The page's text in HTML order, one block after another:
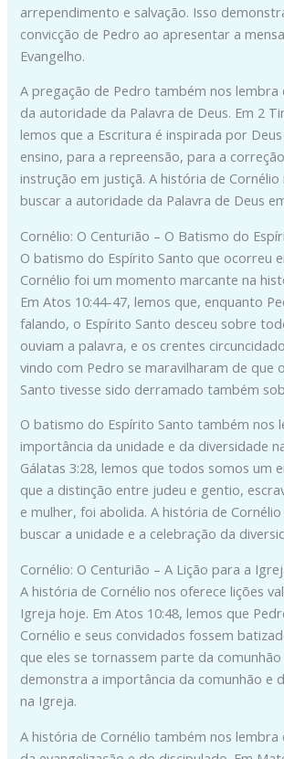
arrependimento e salvação. Isso
convicção de Pedro ao apresentar a
Evangelho.
A pregação de Pedro também nos lembra
da autoridade da Palavra de Deus. Em 2
lemos que a Escritura é inspirada por
ensino, para a repreensão, para a
instrução em justiçã. A história de Cornélio
buscar a autoridade da Palavra de Deus
Cornélio: O Centurião – O Batismo do
O batismo do Espírito Santo que ocorreu
Cornélio foi um momento marcante na
Em Atos 10:44-47, lemos que, enquanto
falando, o Espírito Santo desceu sobre
ouviam a palavra, e os crentes
vindo com Pedro se maravilharam de que
Santo tivesse sido derramado também
O batismo do Espírito Santo também nos
importância da unidade e da diversidade
Gálatas 3:28, lemos que todos somos um
que a distinção entre judeu e gentio,
e mulher, foi abolida. A história de
buscar a unidade e a celebração da
Cornélio: O Centurião – A Lição para a
A história de Cornélio nos oferece lições
Igreja hoje. Em Atos 10:48, lemos que
Cornélio e seus convidados fossem
que eles se tornassem parte da
demonstra a importância da comunhão e
na Igreja.
A história de Cornélio também nos